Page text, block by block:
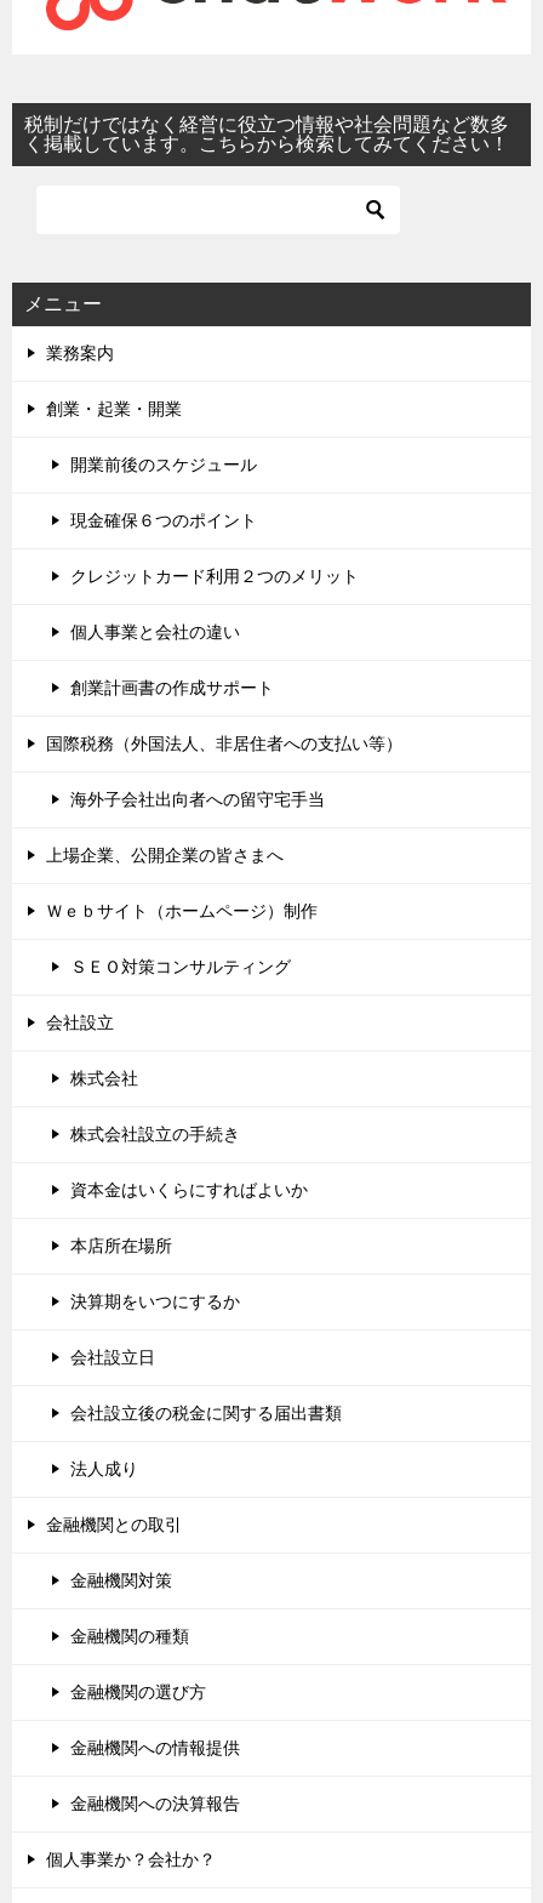
税制だけではなく経営に役立つ情報や社会問題など数多
く掲載しています。こちらから検索してみてください！
メニュー
業務案内
創業・起業・開業
開業前後のスケジュール
現金確保６つのポイント
クレジットカード利用２つのメリット
個人事業と会社の違い
創業計画書の作成サポート
国際税務（外国法人、非居住者への支払い等）
海外子会社出向者への留守宅手当
上場企業、公開企業の皆さまへ
Ｗｅｂサイト（ホームページ）制作
ＳＥＯ対策コンサルティング
会社設立
株式会社
株式会社設立の手続き
資本金はいくらにすればよいか
本店所在場所
決算期をいつにするか
会社設立日
会社設立後の税金に関する届出書類
法人成り
金融機関との取引
金融機関対策
金融機関の種類
金融機関の選び方
金融機関への情報提供
金融機関への決算報告
個人事業か？会社か？